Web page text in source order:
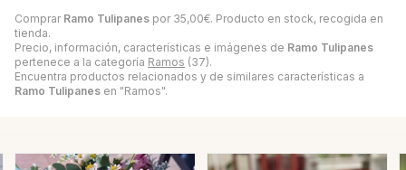
Comprar Ramo Tulipanes por 35,00€. Producto en stock, recogida en
tienda.
Precio, información, características e imágenes de Ramo Tulipanes
pertenece a la categoría Ramos (37).
Encuentra productos relacionados y de similares características a
Ramo Tulipanes en "Ramos".